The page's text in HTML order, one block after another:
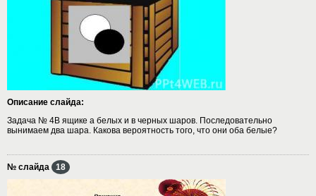
Описание слайда:
Задача № 4В ящике а белых и в черных шаров. Последовательно
вынимаем два шара. Какова вероятность того, что они оба белые?
№ слайда 18